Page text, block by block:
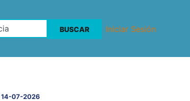
Iniciar Sesión
14-07-2026